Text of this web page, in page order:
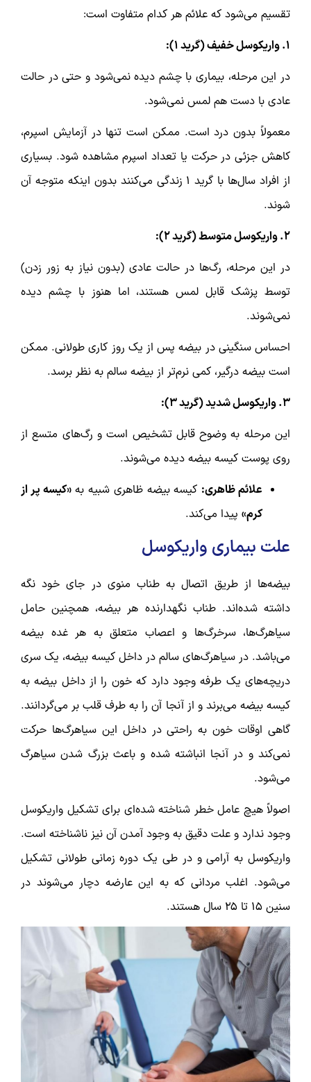
تقسیم می‌شود که علائم هر کدام متفاوت است:
۱. واریکوسل خفیف (گرید ۱):
در این مرحله، بیماری با چشم دیده نمی‌شود و حتی در حالت
عادی با دست هم لمس نمی‌شود.
معمولاً بدون درد است. ممکن است تنها در آزمایش اسپرم،
کاهش جزئی در حرکت یا تعداد اسپرم مشاهده شود. بسیاری
از افراد سال‌ها با گرید ۱ زندگی می‌کنند بدون اینکه متوجه آن
شوند.
۲. واریکوسل متوسط (گرید ۲):
در این مرحله، رگ‌ها در حالت عادی (بدون نیاز به زور زدن)
توسط پزشک قابل لمس هستند، اما هنوز با چشم دیده
نمی‌شوند.
احساس سنگینی در بیضه پس از یک روز کاری طولانی. ممکن
است بیضه درگیر، کمی نرم‌تر از بیضه سالم به نظر برسد.
۳. واریکوسل شدید (گرید ۳):
این مرحله به وضوح قابل تشخیص است و رگ‌های متسع از
روی پوست کیسه بیضه دیده می‌شوند.
علائم ظاهری: کیسه بیضه ظاهری شبیه به«کیسه پر از
کرم» پیدا می‌کند.
علت بیماری واریکوسل
بیضه‌ها از طریق اتصال به طناب منوی در جای خود نگه
داشته شده‌اند. طناب نگهدارنده هر بیضه، همچنین حامل
سیاهرگ‌ها، سرخرگ‌ها و اعصاب متعلق به هر غده بیضه
می‌باشد. در سیاهرگ‌های سالم در داخل کیسه بیضه، یک سری
دریچه‌های یک طرفه وجود دارد که خون را از داخل بیضه به
کیسه بیضه می‌برند و از آنجا آن را به طرف قلب بر می‌گردانند.
گاهی اوقات خون به راحتی در داخل این سیاهرگ‌ها حرکت
نمی‌کند و در آنجا انباشته شده و باعث بزرگ شدن سیاهرگ
می‌شود.
اصولاً هیچ عامل خطر شناخته شده‌ای برای تشکیل واریکوسل
وجود ندارد و علت دقیق به وجود آمدن آن نیز ناشناخته است.
واریکوسل به آرامی و در طی یک دوره زمانی طولانی تشکیل
می‌شود. اغلب مردانی که به این عارضه دچار می‌شوند در
سنین 15 تا 25 سال هستند.